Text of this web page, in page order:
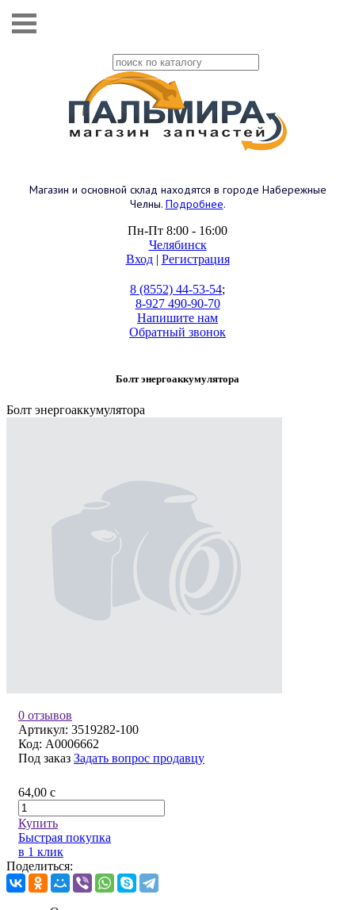
Магазин и основной склад находятся в городе Набережные
Челны. Подробнее.
Пн-Пт 8:00 - 16:00
Челябинск
Вход| Регистрация
8 (8552) 44-53-54;
8-927 490-90-70
Напишите нам
Обратный звонок
Болт энергоаккумулятора
Болт энергоаккумулятора
0 отзывов
Артикул: 3519282-100
Код: A0006662
Под заказ Задать вопрос продавцу
64,00 c
Купить
Быстрая покупка
в 1 клик
Поделиться: